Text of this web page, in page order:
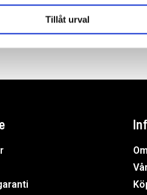
Tillåt urval